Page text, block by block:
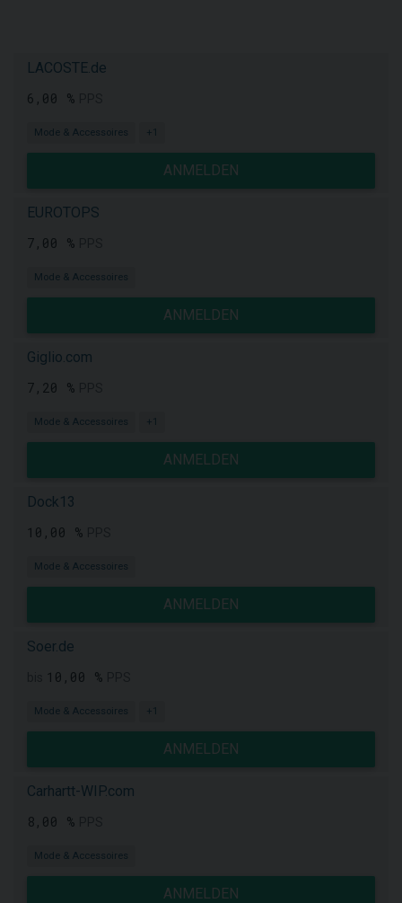
LACOSTE.de
6,00 %
Mode & Accessoires +1
ANMELDEN
EUROTOPS
7,00 %
Mode & Accessoires
ANMELDEN
Giglio.com
7,20 %
Mode & Accessoires +1
ANMELDEN
Dock13
10,00 %
Mode & Accessoires
ANMELDEN
Soer.de
10,00 %
Mode & Accessoires +1
ANMELDEN
Carhartt-WIP.com
8,00 %
Mode & Accessoires
ANMELDEN